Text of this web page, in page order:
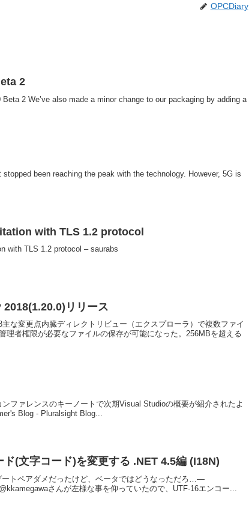
OPCDiary
2
2 We’ve also made a minor change to our packaging by adding a
been reaching the peak with the technology. However, 5G is
with TLS 1.2 protocol
with TLS 1.2 protocol – saurabs
リリース
な変更点内臓ディレクトリビュー（エクスプローラ）で複数ファイ
理者権限が必要なファイルの保存が可能になった。256MBを超える
ファレンスのキーノートで次期Visual Studioの概要が紹介されたよ
Blog - Pluralsight Blog...
(文字コード)を変更する .NET 4.5編 (I18N)
トペアダメだったけど、ベータではどうなっただろ…—
さんが左様な事を仰っていたので、UTF-16エンコー...